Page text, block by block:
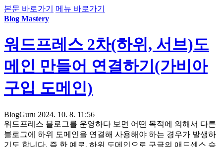
본문 바로가기
메뉴 바로가기
Blog Mastery
워드프레스 2차(하위, 서브)도
메인 만들어 연결하기(가비아
구입 도메인)
BlogGuru 2024. 10. 8. 11:56
워드프레스 블로그를 운영하다 보면 어떤 목적에 의해서 다른
블로그에 하위 도메인을 연결해 사용해야 하는 경우가 발생하
기도 합니다. 즉 한 예로, 하위 도메인으로 구글의 애드센스 승